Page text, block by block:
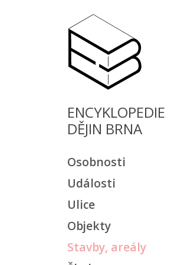
ENCYKLOPEDIE
DĚJIN BRNA
Osobnosti
Události
Ulice
Objekty
Stavby, areály